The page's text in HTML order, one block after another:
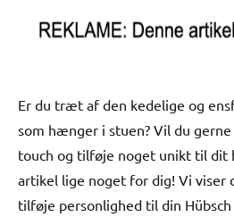
Er du træt af den kedelige og
som hænger i stuen? Vil du
touch og tilføje noget unikt til dit
artikel lige noget for dig! Vi viser
tilføje personlighed til din